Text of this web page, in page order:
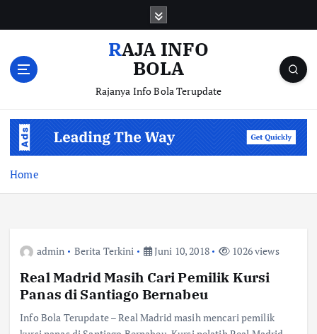
RAJA INFO
BOLA
Rajanya Info Bola Terupdate
Home
admin Berita Terkini Juni 10, 2018 1026 views
Real Madrid Masih Cari Pemilik Kursi
Panas di Santiago Bernabeu
Info Bola Terupdate – Real Madrid masih mencari pemilik